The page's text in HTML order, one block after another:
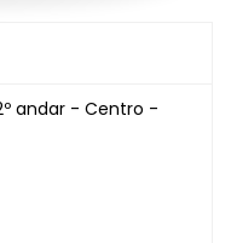
andar - Centro -